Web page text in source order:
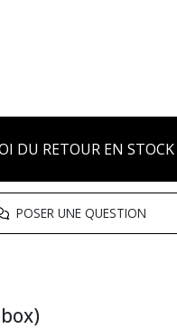
DU RETOUR EN STOCK
POSER UNE QUESTION